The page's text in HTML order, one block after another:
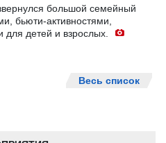
большой семейный
бьюти-активностями,
для детей и взрослых.
Весь список